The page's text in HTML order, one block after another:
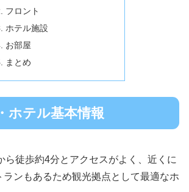
フロント
ホテル施設
お部屋
まとめ
ホテル基本情報
ら徒歩約4分とアクセスがよく、近くに
ランもあるため観光拠点として最適なホ